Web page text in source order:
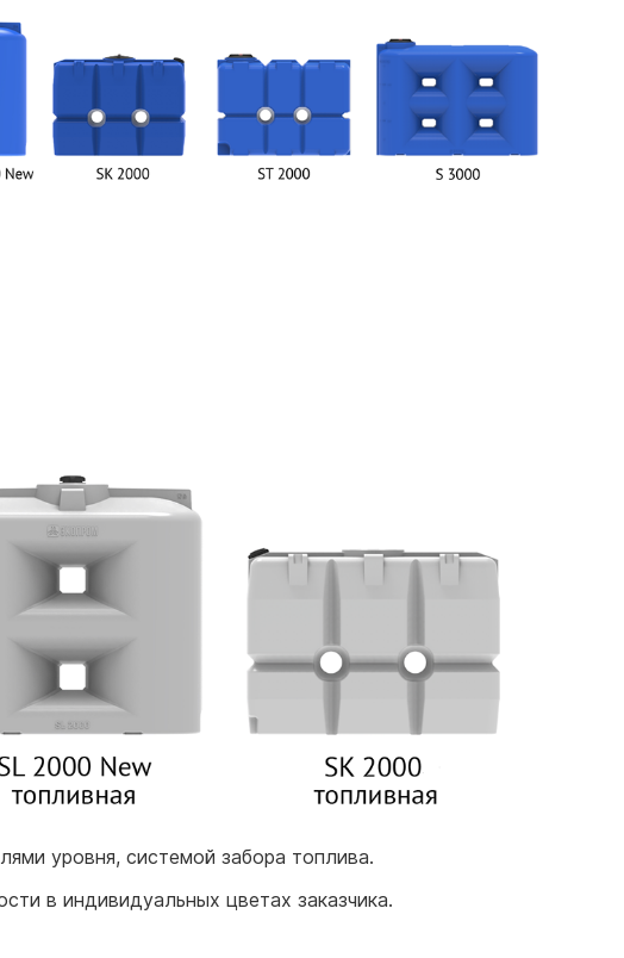
уровня, системой забора топлива.
в индивидуальных цветах заказчика.